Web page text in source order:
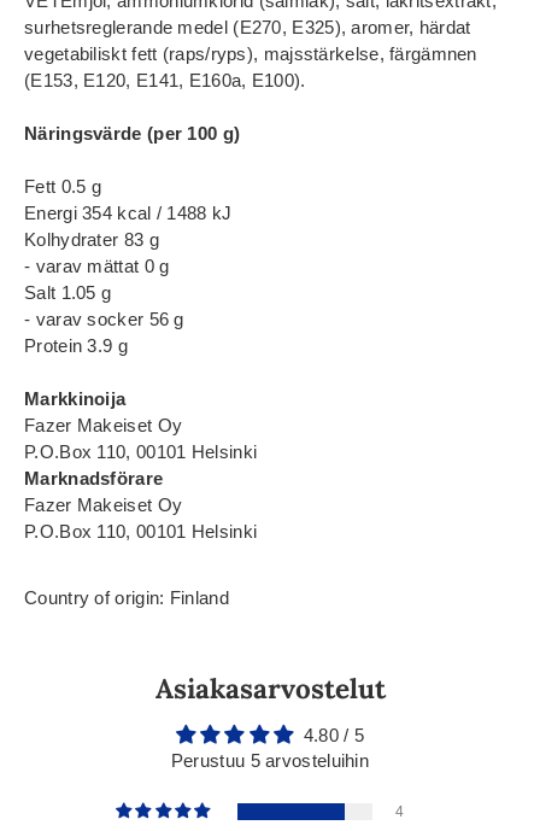
surhetsreglerande medel (E270, E325), aromer, härdat
vegetabiliskt fett (raps/ryps), majsstärkelse, färgämnen
(E153, E120, E141, E160a, E100).
Näringsvärde (per 100 g)
Fett 0.5 g
Energi 354 kcal / 1488 kJ
Kolhydrater 83 g
- varav mättat 0 g
Salt 1.05 g
- varav socker 56 g
Protein 3.9 g
Markkinoija
Fazer Makeiset Oy
P.O.Box 110, 00101 Helsinki
Marknadsförare
Fazer Makeiset Oy
P.O.Box 110, 00101 Helsinki
Country of origin: Finland
Asiakasarvostelut
4.80 / 5
Perustuu 5 arvosteluihin
4